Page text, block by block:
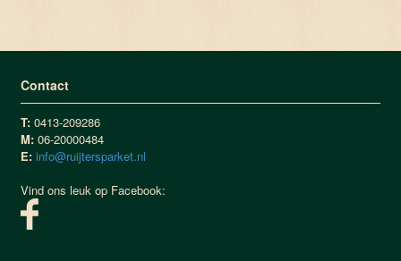
Contact
T:0413-209286
M:06-20000484
E: info@ruijtersparket.nl
Vind ons leuk op Facebook: